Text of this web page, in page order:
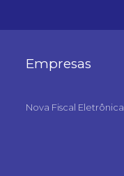
Empresas
Nova Fiscal Eletrônica